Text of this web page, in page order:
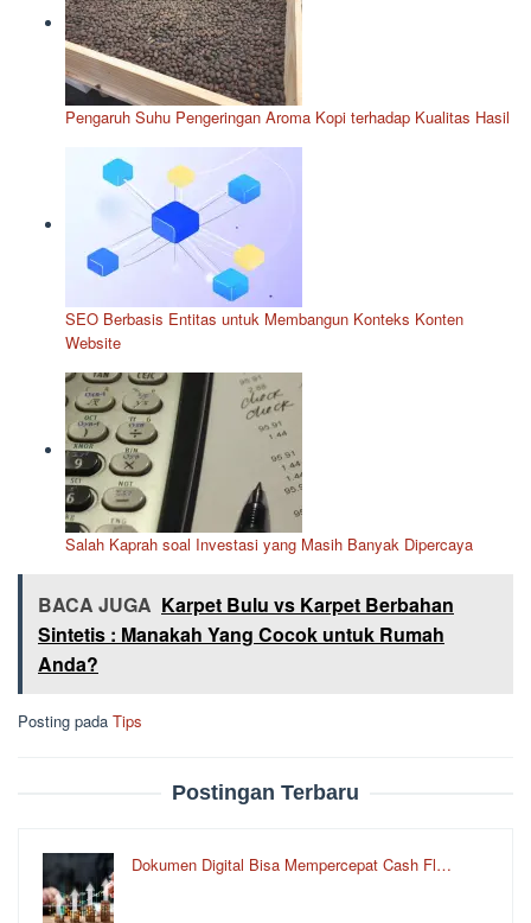
Pengaruh Suhu Pengeringan Aroma Kopi terhadap Kualitas Hasil
SEO Berbasis Entitas untuk Membangun Konteks Konten
Website
Salah Kaprah soal Investasi yang Masih Banyak Dipercaya
BACA JUGA Karpet Bulu vs Karpet Berbahan
Sintetis : Manakah Yang Cocok untuk Rumah
Anda?
Posting pada Tips
Postingan Terbaru
Dokumen Digital Bisa Mempercepat Cash Fl…